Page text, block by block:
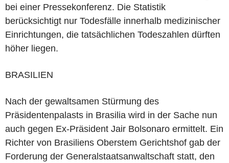
bei einer Pressekonferenz. Die Statistik
berücksichtigt nur Todesfälle innerhalb medizinischer
Einrichtungen, die tatsächlichen Todeszahlen dürften
höher liegen.
BRASILIEN
Nach der gewaltsamen Stürmung des
Präsidentenpalasts in Brasilia wird in der Sache nun
auch gegen Ex-Präsident Jair Bolsonaro ermittelt. Ein
Richter von Brasiliens Oberstem Gerichtshof gab der
Forderung der Generalstaatsanwaltschaft statt, den